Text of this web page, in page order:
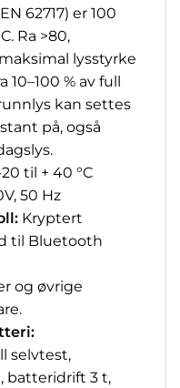
62717) er 100
Ra >80,
lysstyrke
% av full
kan settes
på, også
til + 40 °C
50 Hz
Kryptert
til Bluetooth
og øvrige
selvtest,
batteridrift 3 t,